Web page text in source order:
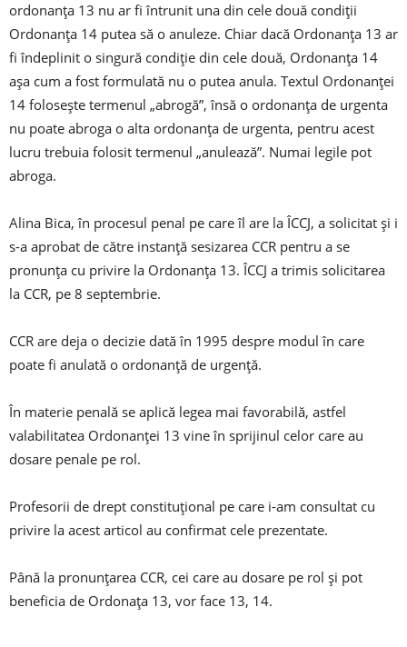
ordonanța 13 nu ar fi întrunit una din cele două condiții
Ordonanța 14 putea să o anuleze. Chiar dacă Ordonanța 13 ar
fi îndeplinit o singură condiție din cele două, Ordonanța 14
așa cum a fost formulată nu o putea anula. Textul Ordonanței
14 folosește termenul „abrogă”, însă o ordonanța de urgenta
nu poate abroga o alta ordonanța de urgenta, pentru acest
lucru trebuia folosit termenul „anulează”. Numai legile pot
abroga.
Alina Bica, în procesul penal pe care îl are la ÎCCJ, a solicitat și i
s-a aprobat de către instanță sesizarea CCR pentru a se
pronunța cu privire la Ordonanța 13. ÎCCJ a trimis solicitarea
la CCR, pe 8 septembrie.
CCR are deja o decizie dată în 1995 despre modul în care
poate fi anulată o ordonanță de urgență.
În materie penală se aplică legea mai favorabilă, astfel
valabilitatea Ordonanței 13 vine în sprijinul celor care au
dosare penale pe rol.
Profesorii de drept constituțional pe care i-am consultat cu
privire la acest articol au confirmat cele prezentate.
Până la pronunțarea CCR, cei care au dosare pe rol și pot
beneficia de Ordonața 13, vor face 13, 14.